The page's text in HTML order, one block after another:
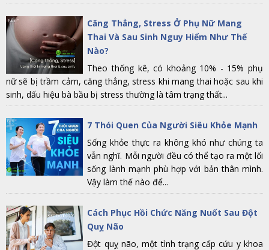
Căng Thẳng, Stress Ở Phụ Nữ Mang
Thai Và Sau Sinh Nguy Hiểm Như Thế
Nào?
Theo thống kê, có khoảng 10% - 15% phụ
nữ sẽ bị trầm cảm, căng thẳng, stress khi mang thai hoặc sau khi
sinh, dấu hiệu bà bầu bị stress thường là tâm trạng thất...
7 Thói Quen Của Người Siêu Khỏe Mạnh
Sống khỏe thực ra không khó như chúng ta
vẫn nghĩ. Mỗi người đều có thể tạo ra một lối
sống lành mạnh phù hợp với bản thân mình.
Vậy làm thế nào để...
Cách Phục Hồi Chức Năng Nuốt Sau Đột
Quỵ Não
Đột quỵ não, một tình trạng cấp cứu y khoa